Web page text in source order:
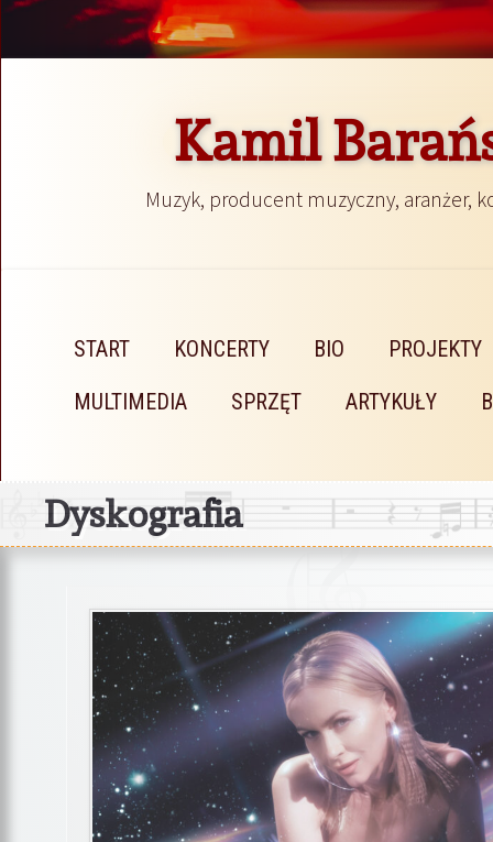
Kamil
Muzyk, producent muzyczny, aranżer,
START KONCERTY BIO
PROJEKTY
MULTIMEDIA
SPRZĘT ARTYKUŁY
Dyskografia